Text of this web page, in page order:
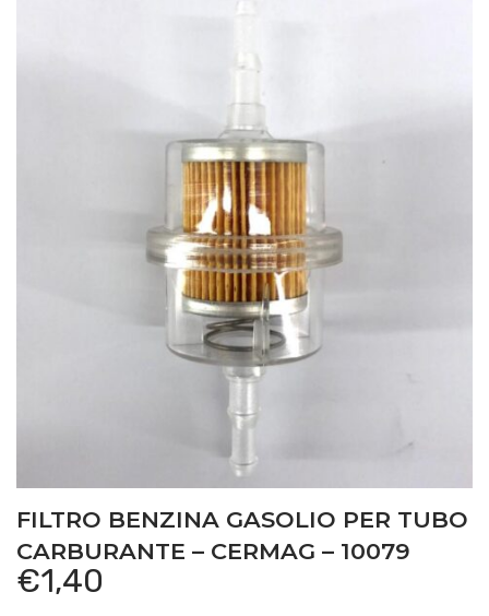
FILTRO BENZINA GASOLIO PER TUBO
CARBURANTE – CERMAG – 10079
€1,40